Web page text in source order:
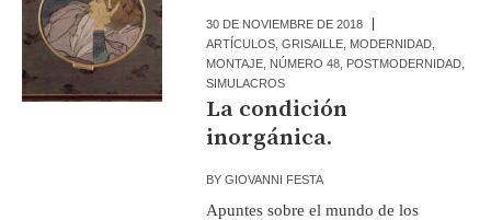
30 DE NOVIEMBRE DE 2018
ARTÍCULOS ,GRISAILLE MODERNIDAD
MONTAJE NÚMERO 48 POSTMODERNIDAD
SIMULACROS
La condición
inorgánica.
BYGIOVANNI FESTA
Apuntes sobre el mundo de los